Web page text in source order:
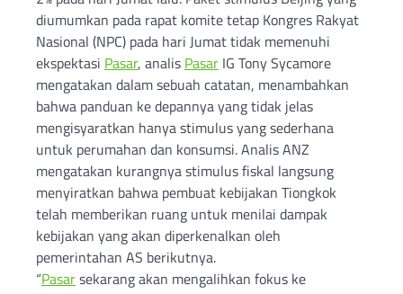
diumumkan pada rapat komite tetap Kongres Rakyat
Nasional (NPC) pada hari Jumat tidak memenuhi
ekspektasi Pasar, analis Pasar IG Tony Sycamore
mengatakan dalam sebuah catatan, menambahkan
bahwa panduan ke depannya yang tidak jelas
mengisyaratkan hanya stimulus yang sederhana
untuk perumahan dan konsumsi. Analis ANZ
mengatakan kurangnya stimulus fiskal langsung
menyiratkan bahwa pembuat kebijakan Tiongkok
telah memberikan ruang untuk menilai dampak
kebijakan yang akan diperkenalkan oleh
pemerintahan AS berikutnya.
“Pasarsekarang akan mengalihkan fokus ke